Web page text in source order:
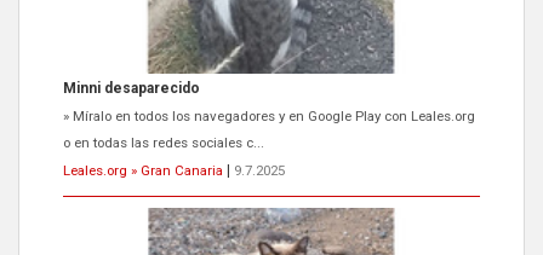
Minni desaparecido
» Míralo en todos los navegadores y en Google Play con Leales.org
o en todas las redes sociales c...
Leales.org » Gran Canaria
9.7.2025